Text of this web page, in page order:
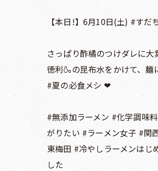
【本日!】6月10日(土) #す
さっぱり酢橘のつけダレに
徳利🍶の昆布水をかけて、
#夏の必食メシ ❤︎
#無添加ラーメン #化学調味
がりたい #ラーメン女子 #関
東梅田 #冷やしラーメンは
した